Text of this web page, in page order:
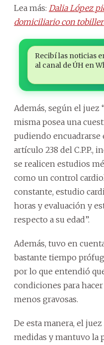
Lea más: Dalia López
domiciliario con
Recibí las noticias
al canal de ÚH en
Además, según el juez
misma posea una
pudiendo encuadrarse
artículo 238 del C.P.P.,
se realicen estudios
como un control
constante, estudio
horas y evaluación y
respecto a su edad”.
Además, tuvo en
bastante tiempo
por lo que entendió
condiciones para
menos gravosas.
De esta manera, el
medidas y mantuvo la